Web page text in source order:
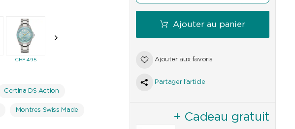
CHF495
Certina DS Action
Montres Swiss Made
Ajouter au panier
Ajouter aux favoris
Partager l'article
+ Cadeau gratuit